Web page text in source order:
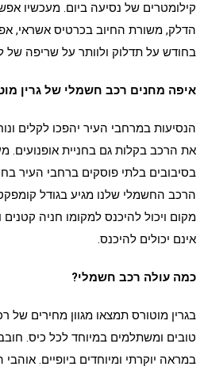
קילומטרים של נסיעה ביום. מעכשיו
הדלק, משורת החיוב בכרטיס אשראי,
בחודש על תדלוק ולוותר על שריפה של
איפה מחנים רכב חשמלי של גרין
הנסיעות במרחבי העיר יהפכו לקלים
את הרכב בקלות גם בחניית אופנועים.
בסיבובים בלתי פוסקים ברחבי העיר
הרכב החשמלי שלנו מגיע בגודל
מקום ויכול להיכנס למקומו חניה קטנים
אינם יכולים להיכנס.
כמה עולה רכב חשמלי?
בגרין מוטורס תמצאו מגוון מחירים של
טובים ומשתלמים במיוחד לכל כיס.
במראה יוקרתי ומיוחדים ביופיים. אוהבי